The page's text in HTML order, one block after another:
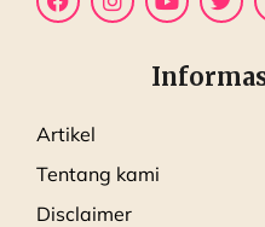
Artikel
Tentang kami
Disclaimer